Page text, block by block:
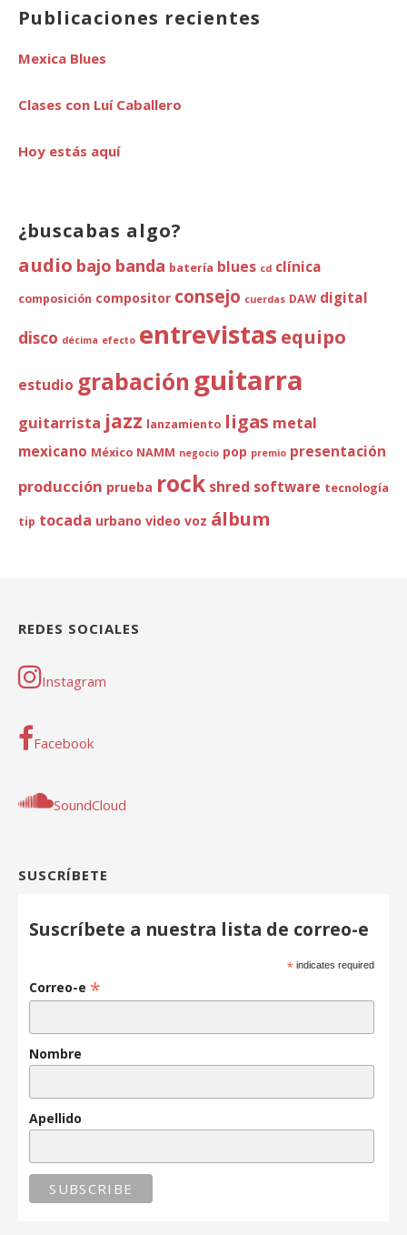
Publicaciones recientes
Mexica Blues
Clases con Luí Caballero
Hoy estás aquí
¿buscabas algo?
audio bajo banda batería blues cd clínica
composición compositor consejo cuerdas DAW digital
disco décima efecto entrevistasequipo
estudio grabación guitarra
guitarrista jazz lanzamiento ligas metal
mexicano México NAMM negocio pop premio presentación
producción prueba rock shred software tecnología
tip tocada urbano video voz álbum
REDES SOCIALES
Instagram
Facebook
SoundCloud
SUSCRÍBETE
Suscríbete a nuestra lista de correo-e
* indicates required
Correo-e *
Nombre
Apellido